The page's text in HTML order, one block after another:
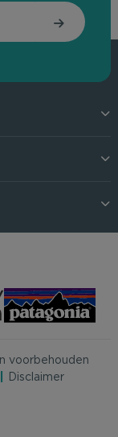
voorbehouden
Disclaimer